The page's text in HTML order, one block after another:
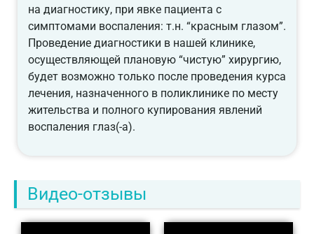
на диагностику, при явке пациента с
симптомами воспаления: т.н. “красным глазом”.
Проведение диагностики в нашей клинике,
осуществляющей плановую “чистую” хирургию,
будет возможно только после проведения курса
лечения, назначенного в поликлинике по месту
жительства и полного купирования явлений
воспаления глаз(-а).
Видео-отзывы